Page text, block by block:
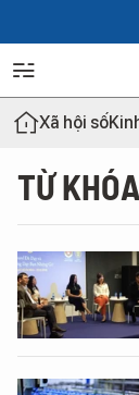
Xã hội số
TỪ